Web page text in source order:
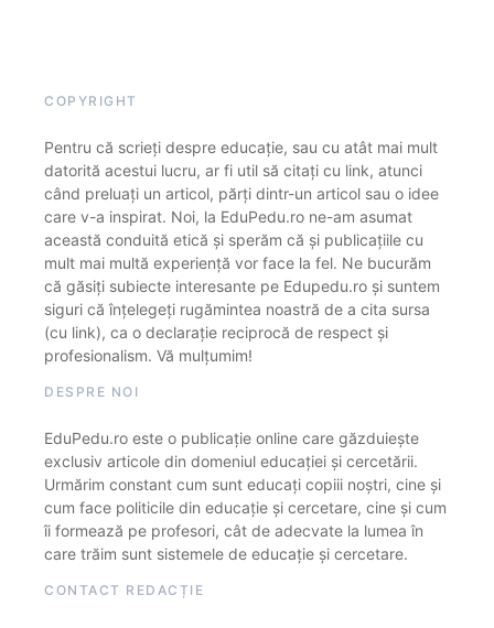
COPYRIGHT
Pentru că scrieți despre educație, sau cu atât mai mult
datorită acestui lucru, ar fi util să citați cu link, atunci
când preluați un articol, părți dintr-un articol sau o idee
care v-a inspirat. Noi, la EduPedu.ro ne-am asumat
această conduită etică și sperăm că și publicațiile cu
mult mai multă experiență vor face la fel. Ne bucurăm
că găsiți subiecte interesante pe Edupedu.ro și suntem
siguri că înțelegeți rugămintea noastră de a cita sursa
(cu link), ca o declarație reciprocă de respect și
profesionalism. Vă mulțumim!
DESPRE NOI
EduPedu.ro este o publicație online care găzduiește
exclusiv articole din domeniul educației și cercetării.
Urmărim constant cum sunt educați copiii noștri, cine și
cum face politicile din educație și cercetare, cine și cum
îi formează pe profesori, cât de adecvate la lumea în
care trăim sunt sistemele de educație și cercetare.
CONTACT REDACȚIE